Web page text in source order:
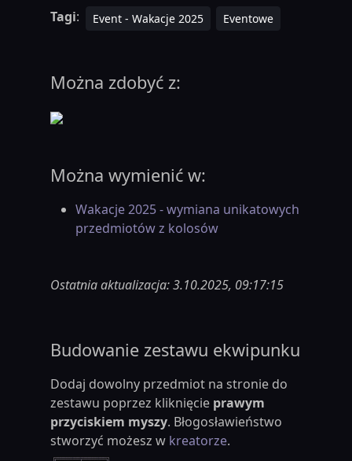
Tagi: Event - Wakacje 2025 Eventowe
Można zdobyć z:
Można wymienić w:
Wakacje 2025 - wymiana unikatowych
przedmiotów z kolosów
Ostatnia aktualizacja: 3.10.2025, 09:17:15
Budowanie zestawu ekwipunku
Dodaj dowolny przedmiot na stronie do
zestawu poprzez kliknięcie prawym
przyciskiem myszy. Błogosławieństwo
stworzyć możesz w kreatorze.